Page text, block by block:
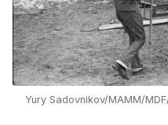
Yury Sadovnikov/MAMM/